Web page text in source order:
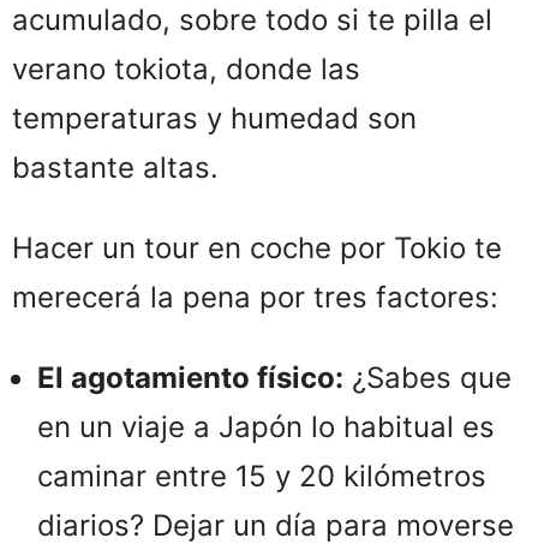
acumulado, sobre todo si te pilla el
verano tokiota, donde las
temperaturas y humedad son
bastante altas.
Hacer un tour en coche por Tokio te
merecerá la pena por tres factores:
El agotamiento físico: ¿Sabes que
en un viaje a Japón lo habitual es
caminar entre 15 y 20 kilómetros
diarios? Dejar un día para moverse